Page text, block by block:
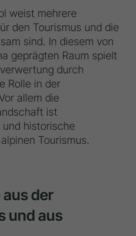
weist mehrere
den Tourismus und die
sind. In diesem von
geprägten Raum spielt
durch
Rolle in der
allem die
ist
historische
Tourismus.
der
und aus